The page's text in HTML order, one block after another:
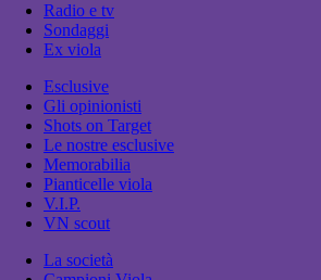
Radio e tv
Sondaggi
Ex viola
Esclusive
Gli opinionisti
Shots on Target
Le nostre esclusive
Memorabilia
Pianticelle viola
V.I.P.
VN scout
La società